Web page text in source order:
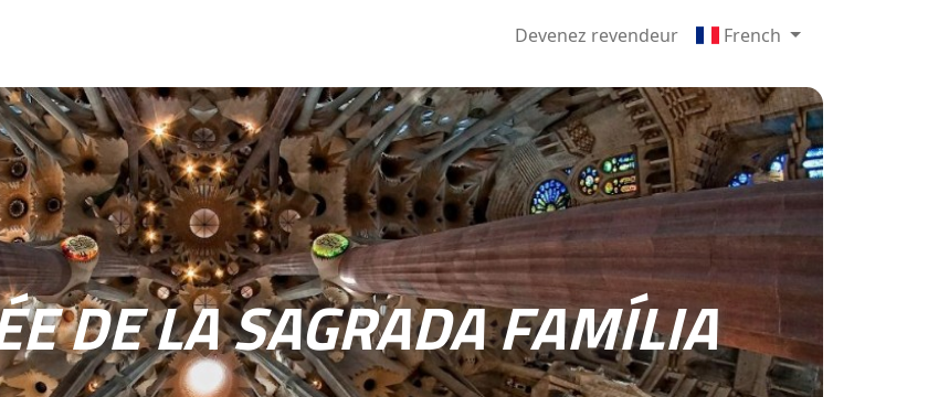
Devenez revendeur French
DE LA SAGRADA FAMÍLIA